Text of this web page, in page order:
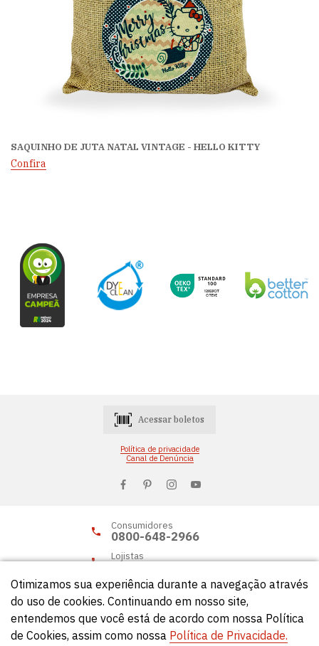
SAQUINHO DE JUTA NATAL VINTAGE - HELLO KITTY
Confira
Acessar boletos
Política de privacidade
Canal de Denúncia
Consumidores
0800-648-2966
Lojistas
© Círculo 2026 - Todos os direitos reservados.
Otimizamos sua experiência durante a navegação através
do uso de cookies. Continuando em nosso site,
entendemos que você está de acordo com nossa Política
de Cookies, assim como nossa Política de Privacidade.